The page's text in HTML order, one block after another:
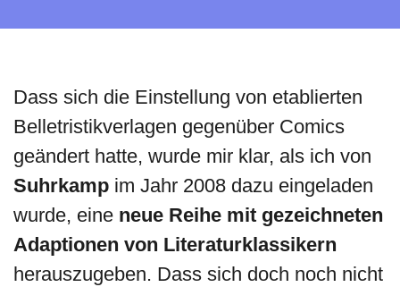
Dass sich die Einstellung von etablierten
Belletristikverlagen gegenüber Comics
geändert hatte, wurde mir klar, als ich von
Suhrkamp im Jahr 2008 dazu eingeladen
wurde, eine neue Reihe mit gezeichneten
Adaptionen von Literaturklassikern
herauszugeben. Dass sich doch noch nicht